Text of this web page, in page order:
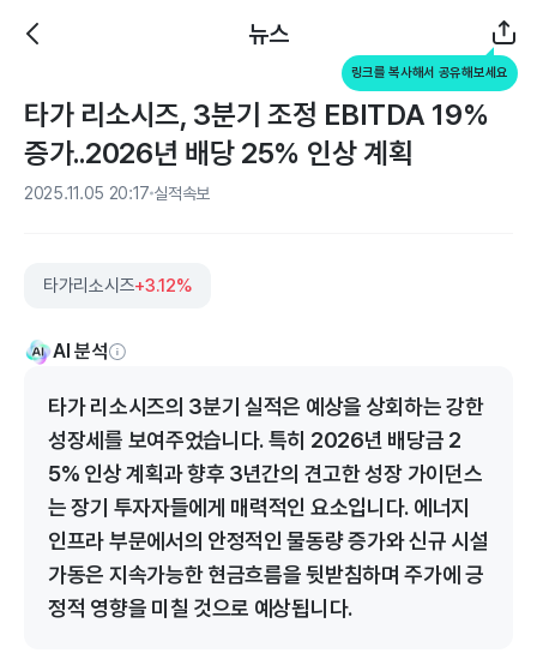
뉴스
링크를 복사해서 공유해보세요
타가 리소시즈, 3분기 조정 EBITDA 19%
증가..2026년 배당 25% 인상 계획
2025.11.05 20:17 실적속보
타가리소시즈+3.12%
AI 분석
타가 리소시즈의 3분기 실적은 예상을 상회하는 강한
성장세를 보여주었습니다. 특히 2026년 배당금 2
5% 인상 계획과 향후 3년간의 견고한 성장 가이던스
는 장기 투자자들에게 매력적인 요소입니다. 에너지
인프라 부문에서의 안정적인 물동량 증가와 신규 시설
가동은 지속가능한 현금흐름을 뒷받침하며 주가에 긍
정적 영향을 미칠 것으로 예상됩니다.